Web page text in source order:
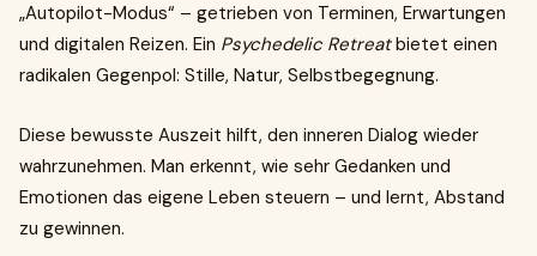
„Autopilot-Modus“ – getrieben von Terminen, Erwartungen
und digitalen Reizen. Ein Psychedelic Retreatbietet einen
radikalen Gegenpol: Stille, Natur, Selbstbegegnung.
Diese bewusste Auszeit hilft, den inneren Dialog wieder
wahrzunehmen. Man erkennt, wie sehr Gedanken und
Emotionen das eigene Leben steuern – und lernt, Abstand
zu gewinnen.